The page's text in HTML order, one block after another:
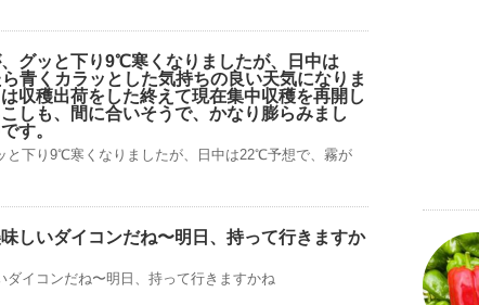
グッと下り9℃寒くなりましたが、日中は
青くカラッとした気持ちの良い天気になりま
収穫出荷をした終えて現在集中収穫を再開し
しも、間に合いそうで、かなり膨らみまし
す。
と下り9℃寒くなりましたが、日中は22℃予想で、霧が
しいダイコンだね〜明日、持って行きますか
ダイコンだね〜明日、持って行きますかね